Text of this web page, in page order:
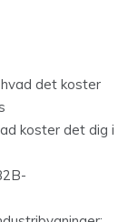
det koster
koster det dig i